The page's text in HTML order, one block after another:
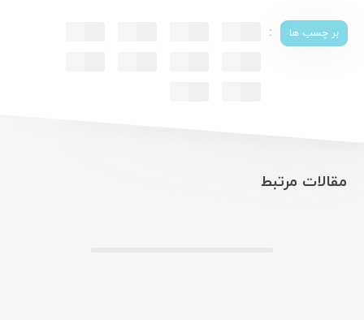
بر چسب ها :
مقالات مرتبط